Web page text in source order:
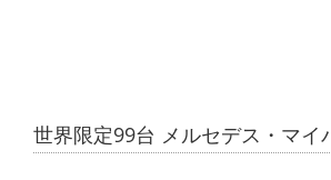
世界限定99台 メルセデス・マイ